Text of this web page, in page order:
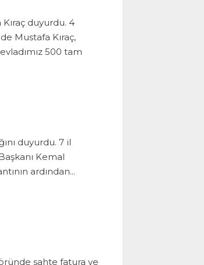
duyurdu. 4
Mustafa Kıraç,
500 tam
duyurdu. 7 il
Kemal
ardından...
sahte fatura ve